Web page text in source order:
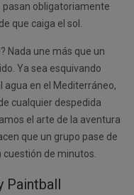
pasan obligatoriamente
que caiga el sol.
Nada une más que un
Ya sea esquivando
agua en el Mediterráneo,
cualquier despedida
el arte de la aventura
que un grupo pase de
cuestión de minutos.
Paintball